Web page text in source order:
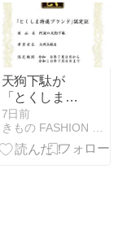
天狗下駄が
「とくしま特
選ブランド」
に認定いただ
きました。
7日前
きもの FASHION 大岡